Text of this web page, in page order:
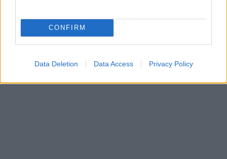
CONFIRM
Data Deletion Data Access Privacy Policy